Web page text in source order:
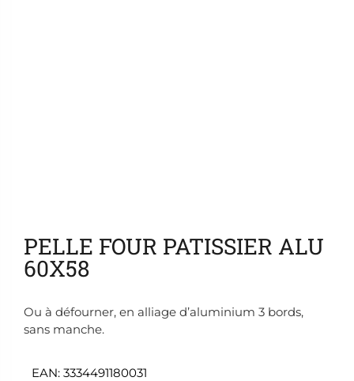
PELLE FOUR PATISSIER ALU
60X58
Ou à défourner, en alliage d’aluminium 3 bords,
sans manche.
EAN: 3334491180031